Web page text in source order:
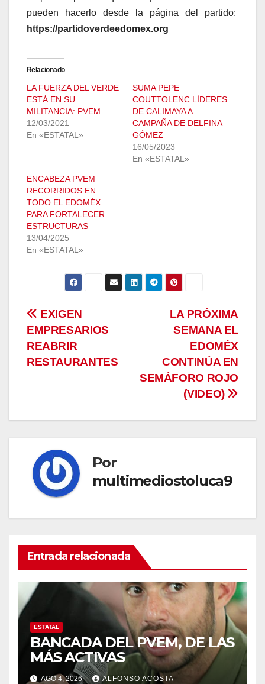
pueden hacerlo desde la página del partido:
https://partidoverdeedomex.org
Relacionado
LA FUERZA DEL VERDE
ESTÁ EN SU
MILITANCIA: PVEM
12/03/2021
En «ESTATAL»
SUMA PEPE
COUTTOLENC LÍDERES
DE CALIMAYA A
CAMPAÑA DE DELFINA
GÓMEZ
16/05/2023
En «ESTATAL»
ENCABEZA PVEM
RECORRIDOS EN
TODO EL EDOMÉX
PARA FORTALECER
ESTRUCTURAS
13/04/2025
En «ESTATAL»
Navegación
de
entradas
LA PRÓXIMA
SEMANA EL
EDOMÉX
CONTINÚA EN
SEMÁFORO ROJO
(VIDEO)
EXIGEN
EMPRESARIOS
REABRIR
RESTAURANTES
Por
multimediostoluca9
Entrada relacionada
ESTATAL
BANCADA DEL PVEM, DE LAS
MÁS ACTIVAS
AGO 4, 2026 ALFONSO ACOSTA